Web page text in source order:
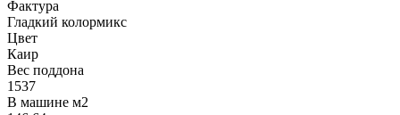
Фактура
Гладкий колормикс
Цвет
Каир
Вес поддона
1537
В машине м2